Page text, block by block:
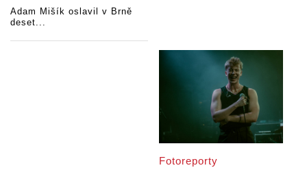
Adam Mišík oslavil v Brně
deset...
Fotoreporty